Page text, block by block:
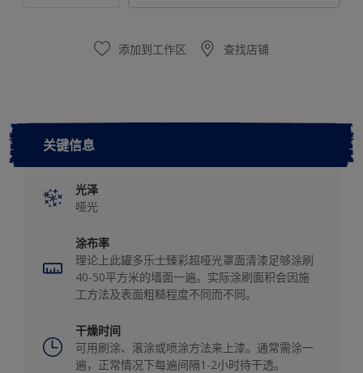
添加到工作区 查找店铺
关键信息
光泽
哑光
涂布率
理论上此罐多乐士臻彩超哑光罩面清漆足够涂刷
40-50平方米的墙面一遍。实际涂刷面积会因施
工方法及表面粗糙程度不同而不同。
干燥时间
可用刷涂、滚涂或喷涂方法来上漆。通常需涂一
遍，正常情况下每遍间隔1-2小时待干透。